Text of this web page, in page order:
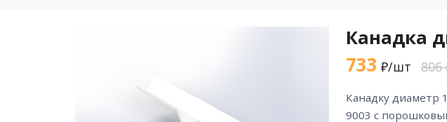
Канадка
733 ₽/шт
канадку диаметр 160/300 мм RAL 9003 из оцинкованной стали цвета RAL
9003 с